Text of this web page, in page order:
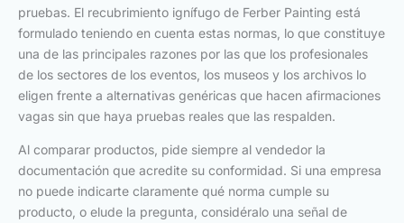
pruebas. El recubrimiento ignífugo de Ferber Painting está
formulado teniendo en cuenta estas normas, lo que constituye
una de las principales razones por las que los profesionales
de los sectores de los eventos, los museos y los archivos lo
eligen frente a alternativas genéricas que hacen afirmaciones
vagas sin que haya pruebas reales que las respalden.
Al comparar productos, pide siempre al vendedor la
documentación que acredite su conformidad. Si una empresa
no puede indicarte claramente qué norma cumple su
producto, o elude la pregunta, considéralo una señal de